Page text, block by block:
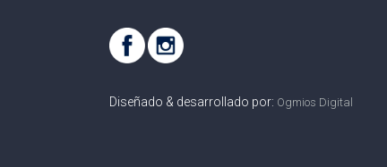
Diseñado & desarrollado por: Ogmios Digital